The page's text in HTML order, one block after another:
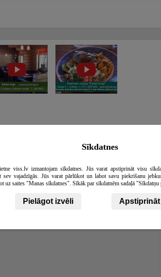
Sīkdatnes
viss.lv izmantojam sīkdatnes. Jūs varat apstiprināt visu
sev vajadzīgās. Jūs varat pārlūkot un labot savu piekrišanu
uz saites "Manas sīkdatnes". Sīkāk par sīkdatnēm sadaļā
Pielāgot izvēli